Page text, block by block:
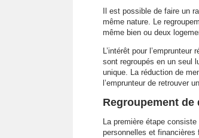
Il est possible de faire un
même nature. Le
même bien ou deux
L’intérêt pour
sont regroupés en un seul
unique. La réduction de
l’emprunteur de retrouver
Regroupement
La première étape consiste
personnelles et financières